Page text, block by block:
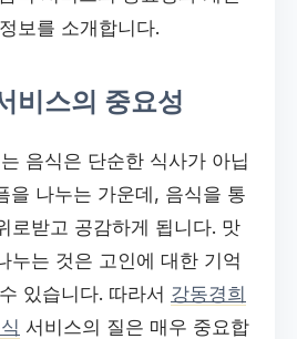
보를 소개합니다.
비스의 중요성
음식은 단순한 식사가 아닙
을 나누는 가운데, 음식을 통
로받고 공감하게 됩니다. 맛
누는 것은 고인에 대한 기억
있습니다. 따라서 강동경희
서비스의 질은 매우 중요합